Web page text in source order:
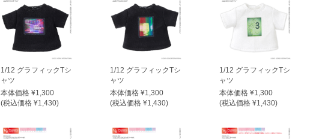
1/12 グラフィックTシ
ャツ
本体価格 ¥1,300
(税込価格 ¥1,430)
1/12 グラフィックTシ
ャツ
本体価格 ¥1,300
(税込価格 ¥1,430)
1/12 グラフィックTシ
ャツ
本体価格 ¥1,300
(税込価格 ¥1,430)